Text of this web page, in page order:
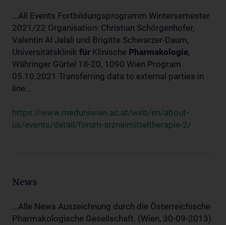
...All Events Fortbildungsprogramm Wintersemester
2021/22 Organisation: Christian Schörgenhofer,
Valentin Al Jalali und Brigitte Schwarzer-Daum,
Universitätsklinik für Klinische Pharmakologie,
Währinger Gürtel 18-20, 1090 Wien Program
05.10.2021 Transferring data to external parties in
line...
https://www.meduniwien.ac.at/web/en/about-
us/events/detail/forum-arzneimitteltherapie-2/
News
...Alle News Auszeichnung durch die Österreichische
Pharmakologische Gesellschaft. (Wien, 30-09-2013)